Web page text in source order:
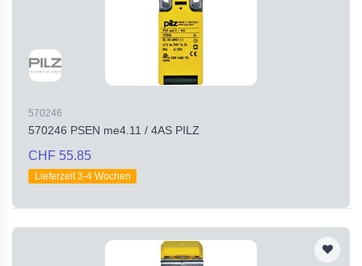
570246
570246 PSEN me4.11 / 4AS PILZ
CHF 55.85
Lieferzeit 3-4 Wochen